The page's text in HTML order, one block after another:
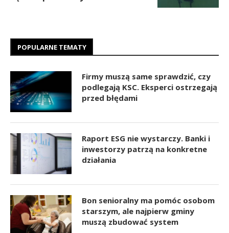
POPULARNE TEMATY
Firmy muszą same sprawdzić, czy
podlegają KSC. Eksperci ostrzegają
przed błędami
Raport ESG nie wystarczy. Banki i
inwestorzy patrzą na konkretne
działania
Bon senioralny ma pomóc osobom
starszym, ale najpierw gminy
muszą zbudować system